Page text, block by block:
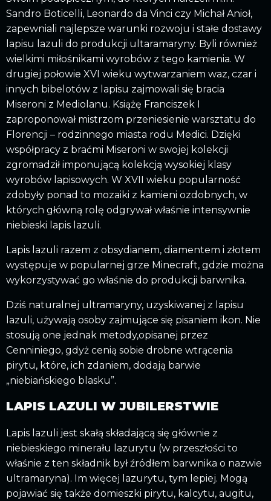
Sandro Boticelli, Leonardo da Vinci czy Michał Anioł,
zapewniali najlepsze warunki rozwoju i stałe dostawy
lapisu lazuli do produkcji ultaramaryny. Byli również
wielkimi miłośnikami wyrobów z tego kamienia. W
drugiej połowie XVI wieku wytwarzaniem waz, czar i
innych bibelotów z lapisu zajmowali się bracia
Miseroni z Mediolanu. Książę Franciszek I
zaproponował mistrzom przeniesienie warsztatu do
Florencji – rodzinnego miasta rodu Medici. Dzięki
współpracy z braćmi Miseroni w swojej kolekcji
zgromadził imponującą kolekcją wysokiej klasy
wyrobów lapisowych. W XVII wieku popularność
zdobyły ponad to mozaiki z kamieni ozdobnych, w
których główną rolę odgrywał właśnie intensywnie
niebieski lapis lazuli.
Lapis lazuli razem z obsydianem, diamentem i złotem
występuje w popularnej grze Minecraft, gdzie można
wykorzystywać go właśnie do produkcji barwnika.
Dziś naturalnej ultramaryny, uzyskiwanej z lapisu
lazuli, używają osoby zajmujące się pisaniem ikon. Nie
stosują one jednak metody,opisanej przez
Cenniniego, gdyż cenią sobie drobne wtrącenia
pirytu, które, ich zdaniem, dodają barwie
„niebiańskiego blasku”.
LAPIS LAZULI W JUBILERSTWIE
Lapis lazuli jest skałą składającą się głównie z
niebieskiego minerału lazurytu (w przeszłości to
właśnie z ten składnik był źródłem barwnika o nazwie
ultramaryna). Im więcej lazurytu, tym lepiej. Mogą
pojawiać się także domieszki pirytu, kalcytu, augitu,